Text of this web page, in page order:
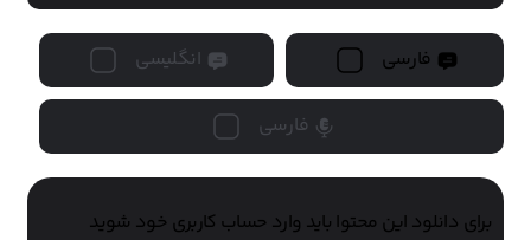
فارسی انگلیسی
فارسی
برای دانلود این محتوا باید وارد حساب کاربری خود شوید